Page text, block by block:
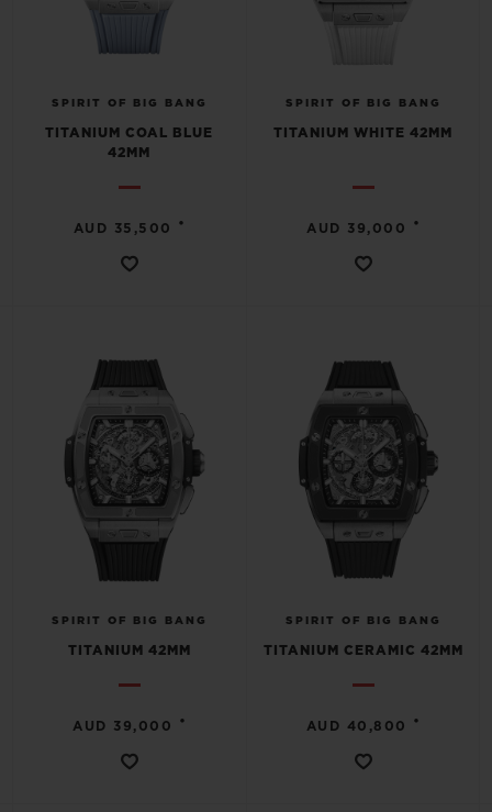
SPIRIT OF BIG BANG
TITANIUM COAL BLUE
42MM
AUD 35,500 •
SPIRIT OF BIG BANG
TITANIUM WHITE 42MM
AUD 39,000 •
SPIRIT OF BIG BANG
TITANIUM 42MM
AUD 39,000 •
SPIRIT OF BIG BANG
TITANIUM CERAMIC 42MM
AUD 40,800 •